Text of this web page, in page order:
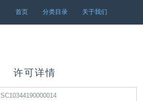
首页 分类目录 关于我们
许可详情
SC10344190000014